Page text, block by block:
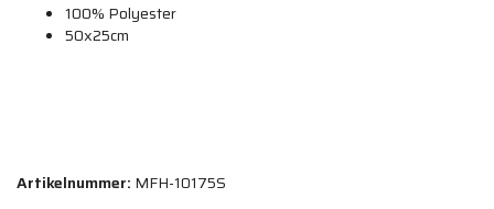
100% Polyester
50x25cm
Artikelnummer: MFH-10175S